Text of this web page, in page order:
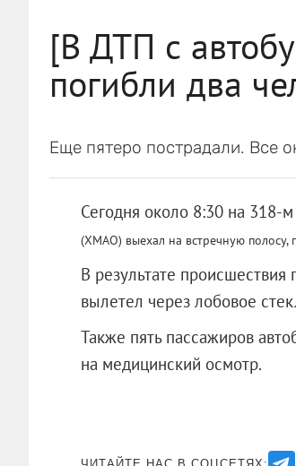
[В ДТП с
погибли два
Еще пятеро пострадали. Все
Сегодня около 8:30 на 318-
(ХМАО) выехал на встречную полосу,
В результате происшествия
вылетел через лобовое
Также пять пассажиров
на медицинский осмотр.